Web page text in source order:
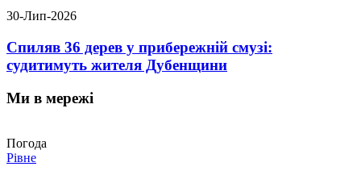
30-Лип-2026
Спиляв 36 дерев у прибережній смузі:
судитимуть жителя Дубенщини
Ми в мережі
Погода
Рівне